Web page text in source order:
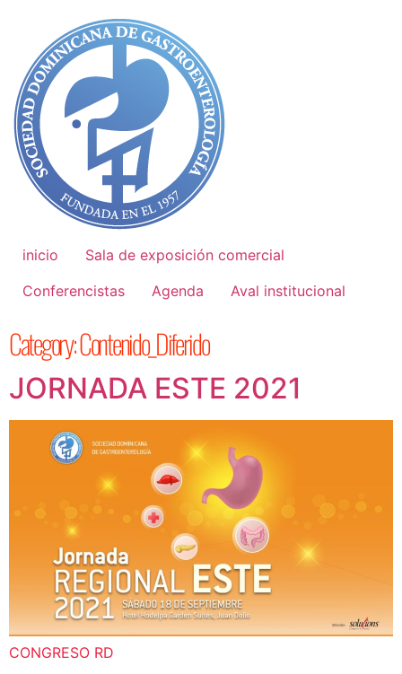
inicio
Sala de exposición comercial
Conferencistas
Agenda Aval institucional
Category:Contenido_Diferido
JORNADA ESTE 2021
CONGRESO RD